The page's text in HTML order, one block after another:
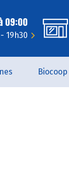
09:00
19h30
Biocoop